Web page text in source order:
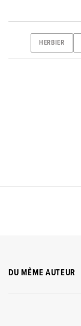
HERBIER
DU MÊME AUTEUR